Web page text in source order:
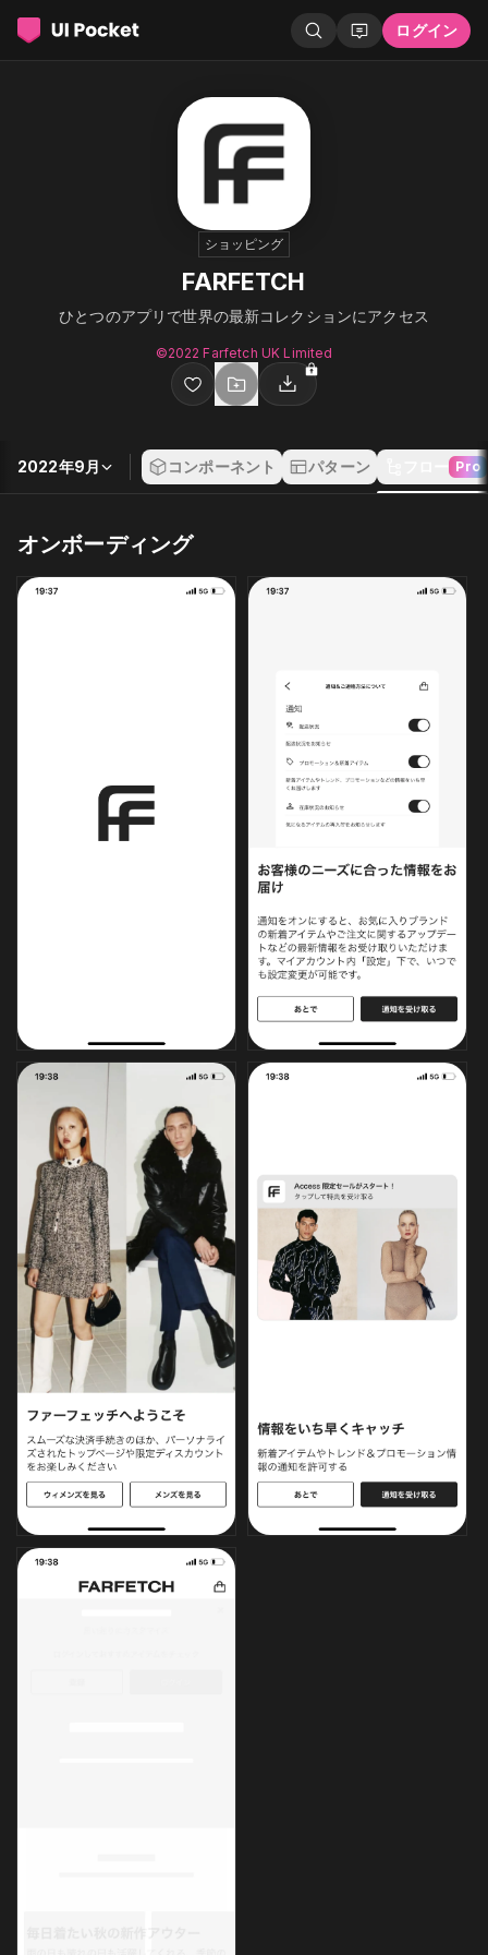
ログイン
ショッピング
FARFETCH
ひとつのアプリで世界の最新コレクションにアクセス
©︎2022 Farfetch UK Limited
2022年9月 コンポーネント パターン フロー Pro
オンボーディング